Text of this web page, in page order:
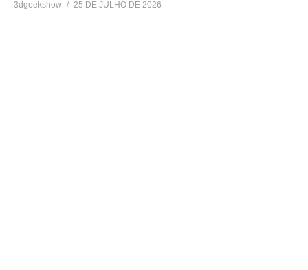
3dgeekshow 25 DE JULHO DE 2026